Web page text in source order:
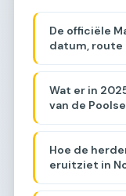
De officiële
datum, route
Wat er in
van de
Hoe de
eruitziet in